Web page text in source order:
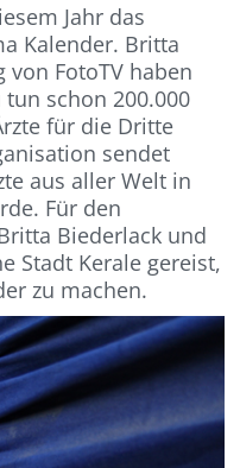
Jahr das
Kalender. Britta
FotoTV haben
schon 200.000
für die Dritte
sendet
aus aller Welt in
Für den
Biederlack und
Stadt Kerale gereist,
zu machen.